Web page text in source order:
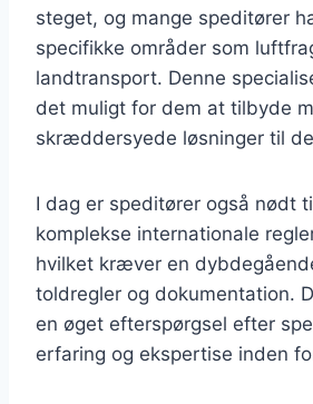
steget, og mange speditører
specifikke områder som
landtransport. Denne
det muligt for dem at tilbyde
skræddersyede løsninger til
I dag er speditører også nødt
komplekse internationale
hvilket kræver en
toldregler og dokumentation.
en øget efterspørgsel efter
erfaring og ekspertise inden